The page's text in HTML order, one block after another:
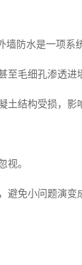
墙防水是一项系
至毛细孔渗透进
土结构受损，影
视。
避免小问题演变